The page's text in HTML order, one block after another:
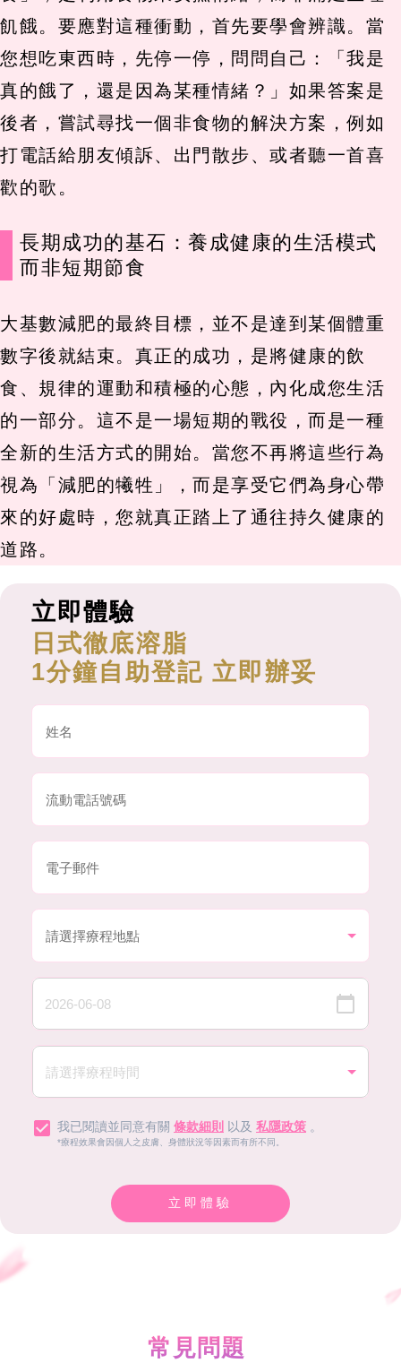
飢餓。要應對這種衝動，首先要學會辨識。當
您想吃東西時，先停一停，問問自己：「我是
真的餓了，還是因為某種情緒？」如果答案是
後者，嘗試尋找一個非食物的解決方案，例如
打電話給朋友傾訴、出門散步、或者聽一首喜
歡的歌。
長期成功的基石：養成健康的生活模式
而非短期節食
大基數減肥的最終目標，並不是達到某個體重
數字後就結束。真正的成功，是將健康的飲
食、規律的運動和積極的心態，內化成您生活
的一部分。這不是一場短期的戰役，而是一種
全新的生活方式的開始。當您不再將這些行為
視為「減肥的犧牲」，而是享受它們為身心帶
來的好處時，您就真正踏上了通往持久健康的
道路。
立即體驗
日式徹底溶脂
1分鐘自助登記 立即辦妥
我已閱讀並同意有關 條款細則 以及 私隱政策 。
*療程效果會因個人之皮膚、身體狀況等因素而有所不同。
立即體驗
常見問題